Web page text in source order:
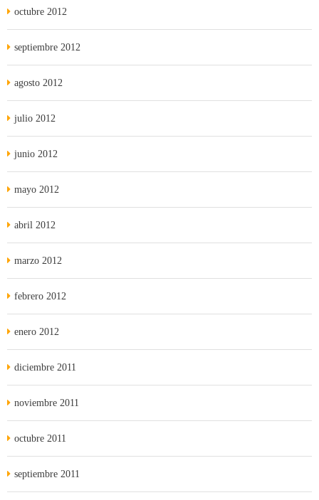
octubre 2012
septiembre 2012
agosto 2012
julio 2012
junio 2012
mayo 2012
abril 2012
marzo 2012
febrero 2012
enero 2012
diciembre 2011
noviembre 2011
octubre 2011
septiembre 2011